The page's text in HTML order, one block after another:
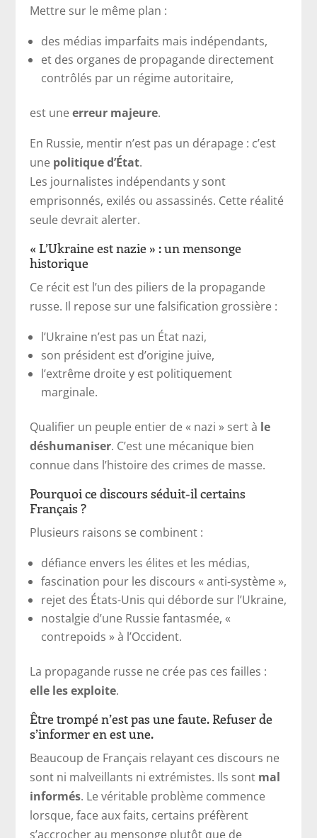
Mettre sur le même plan :
des médias imparfaits mais indépendants,
et des organes de propagande directement
contrôlés par un régime autoritaire,
est uneerreur majeure.
En Russie, mentir n’est pas un dérapage : c’est
une politique d’État.
Les journalistes indépendants y sont
emprisonnés, exilés ou assassinés. Cette réalité
seule devrait alerter.
« L’Ukraine est nazie » : un mensonge
historique
Ce récit est l’un des piliers de la propagande
russe. Il repose sur une falsification grossière :
l’Ukraine n’est pas un État nazi,
son président est d’origine juive,
l’extrême droite y est politiquement
marginale.
Qualifier un peuple entier de « nazi » sert à le
déshumaniser. C’est une mécanique bien
connue dans l’histoire des crimes de masse.
Pourquoi ce discours séduit-il certains
Français ?
Plusieurs raisons se combinent :
défiance envers les élites et les médias,
fascination pour les discours « anti-système »,
rejet des États-Unis qui déborde sur l’Ukraine,
nostalgie d’une Russie fantasmée, «
contrepoids » à l’Occident.
La propagande russe ne crée pas ces failles :
elle les exploite.
Être trompé n’est pas une faute. Refuser de
s’informer en est une.
Beaucoup de Français relayant ces discours ne
sont ni malveillants ni extrémistes. Ils sont mal
informés. Le véritable problème commence
lorsque, face aux faits, certains préfèrent
s’accrocher au mensonge plutôt que de